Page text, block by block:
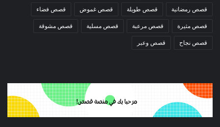
قصص رمضانية قصص طويلة قصص غموض قصص فضاء
قصص مثيرة قصص مرعبة قصص مسلية قصص مشوقة
قصص نجاح قصص وعبر